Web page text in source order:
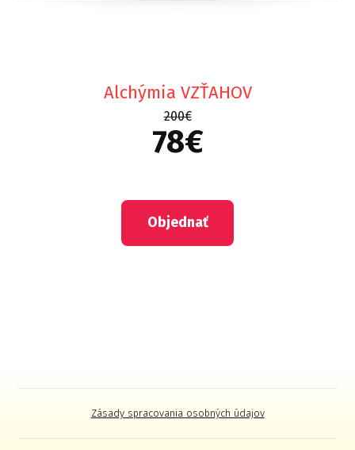
Alchýmia VZŤAHOV
200€
78€
Objednať
Zásady spracovania osobných údajov